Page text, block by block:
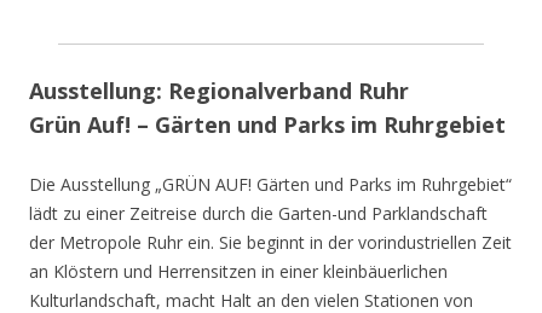
Ausstellung: Regionalverband Ruhr
Grün Auf! – Gärten und Parks im Ruhrgebiet
Die Ausstellung „GRÜN AUF! Gärten und Parks im Ruhrgebiet“
lädt zu einer Zeitreise durch die Garten-und Parklandschaft
der Metropole Ruhr ein. Sie beginnt in der vorindustriellen Zeit
an Klöstern und Herrensitzen in einer kleinbäuerlichen
Kulturlandschaft, macht Halt an den vielen Stationen von